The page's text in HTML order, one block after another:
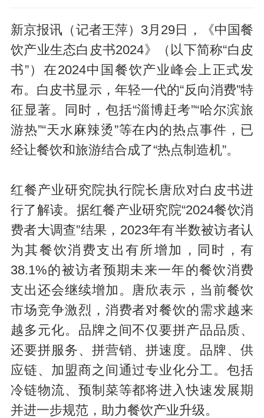
新京报讯（记者王萍）3月29日，《中国餐
饮产业生态白皮书2024》（以下简称“白皮
书”）在2024中国餐饮产业峰会上正式发
布。白皮书显示，年轻一代的“反向消费”特
征显著。同时，包括“淄博赶考”“哈尔滨旅
游热”“天水麻辣烫”等在内的热点事件，已
经让餐饮和旅游结合成了“热点制造机”。
红餐产业研究院执行院长唐欣对白皮书进
行了解读。据红餐产业研究院“2024餐饮消
费者大调查”结果，2023年有半数被访者认
为其餐饮消费支出有所增加，同时，有
38.1%的被访者预期未来一年的餐饮消费
支出还会继续增加。唐欣表示，当前餐饮
市场竞争激烈，消费者对餐饮的需求越来
越多元化。品牌之间不仅要拼产品品质、
还要拼服务、拼营销、拼速度。品牌、供
应链、加盟商之间通过专业化分工。包括
冷链物流、预制菜等都将进入快速发展期
并进一步规范，助力餐饮产业升级。